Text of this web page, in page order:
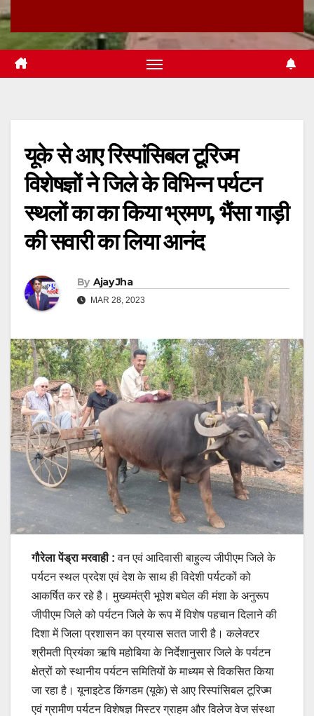
यूके से आए रिस्पांसिबल टूरिज्म
विशेषज्ञों ने जिले के विभिन्न पर्यटन
स्थलों का का किया भ्रमण, भैंसा गाड़ी
की सवारी का लिया आनंद
By Ajay Jha
MAR 28, 2023
गौरेला पेंड्रा मरवाही :वन एवं आदिवासी बाहुल्य जीपीएम जिले के
पर्यटन स्थल प्रदेश एवं देश के साथ ही विदेशी पर्यटकों को
आकर्षित कर रहे है। मुख्यमंत्री भूपेश बघेल की मंशा के अनुरूप
जीपीएम जिले को पर्यटन जिले के रूप में विशेष पहचान दिलाने की
दिशा में जिला प्रशासन का प्रयास सतत जारी है। कलेक्टर
श्रीमती प्रियंका ऋषि महोबिया के निर्देशानुसार जिले के पर्यटन
क्षेत्रों को स्थानीय पर्यटन समितियों के माध्यम से विकसित किया
जा रहा है। यूनाइटेड किंगडम (यूके) से आए रिस्पांसिबल टूरिज्म
एवं ग्रामीण पर्यटन विशेषज्ञ मिस्टर ग्राहम और विलेज वेज संस्था